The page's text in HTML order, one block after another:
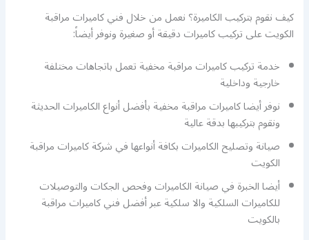
كيف نقوم بتركيب الكاميرة؟ نعمل من خلال فني كاميرات مراقبة
الكويت على تركيب كاميرات دقيقة أو صغيرة ونوفر أيضاً:
خدمة تركيب كاميرات مراقبة مخفية تعمل باتجاهات مختلفة
خارجية وداخلية
نوفر أيضا كاميرات مراقبة مخفية بأفضل أنواع الكاميرات الحديثة
ونقوم بتركيبها بدقة عالية
صيانة وتصليح الكاميرات بكافة أنواعها في شركة كاميرات مراقبة
الكويت
أيضا الخبرة في صيانة الكاميرات وفحص الجكات والتوصيلات
للكاميرات السلكية والا سلكية عبر أفضل فني كاميرات مراقبة
بالكويت